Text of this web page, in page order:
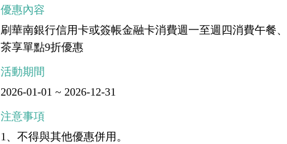
優惠內容
刷華南銀行信用卡或簽帳金融卡消費週一至週四消費午餐
茶享單點9折優惠
活動期間
2026-01-01 ~ 2026-12-31
注意事項
1、不得與其他優惠併用。